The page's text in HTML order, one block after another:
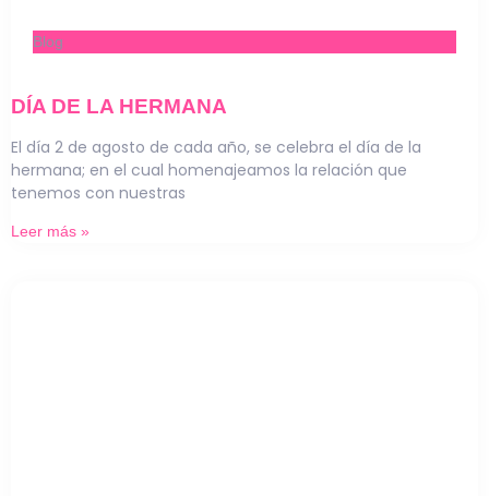
Blog
DÍA DE LA HERMANA
El día 2 de agosto de cada año, se celebra el día de la
hermana; en el cual homenajeamos la relación que
tenemos con nuestras
Leer más »